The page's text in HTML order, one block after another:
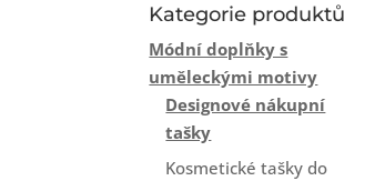
Kategorie produktů
Módní doplňky s
uměleckými motivy
Designové nákupní
tašky
Kosmetické tašky do